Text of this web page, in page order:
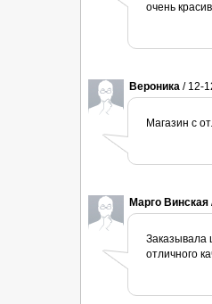
очень
Вероника / 12-
Магазин с
Марго Винская
Заказывала
отличного